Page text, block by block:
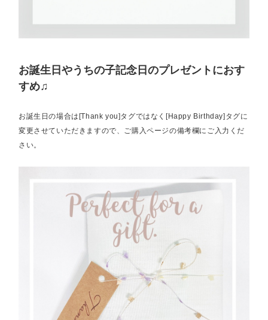
お誕生日やうちの子記念日のプレゼントにおす
すめ♫
お誕生日の場合は[Thank you]タグではなく[Happy Birthday]タグに
変更させていただきますので、ご購入ページの備考欄にご入力くだ
さい。